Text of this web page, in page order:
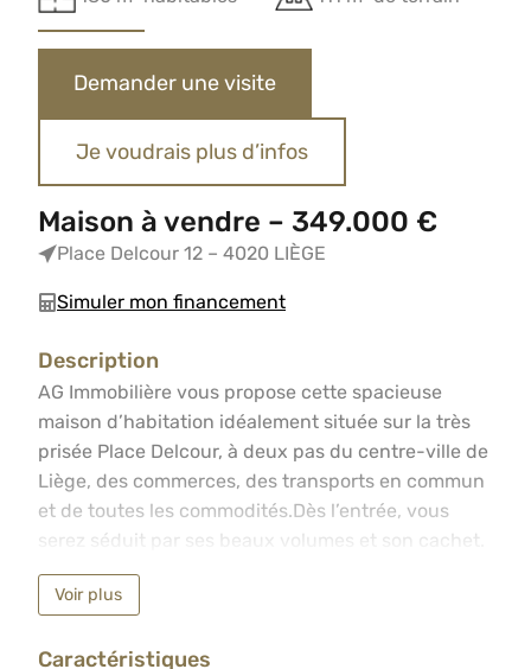
Demander une visite
Je voudrais plus d’infos
Maison à vendre – 349.000 €
Place Delcour 12 – 4020 LIÈGE
Simuler mon financement
Description
AG Immobilière vous propose cette spacieuse maison
AG Immobilière vous propose cette spacieuse
maison d’habitation idéalement située sur la très
prisée Place Delcour, à deux pas du centre-ville de
Liège, des commerces, des transports en commun
et de toutes les commodités.Dès l’entrée, vous
serez séduit par ses beaux volumes et son cachet.
Le bien se compose d’un vaste hall d’entrée, d’un
lumineux séjour offrant de généreux espaces de
2 WC, de trois chambres ainsi que d’une salle de
Voir plus
Caractéristiques